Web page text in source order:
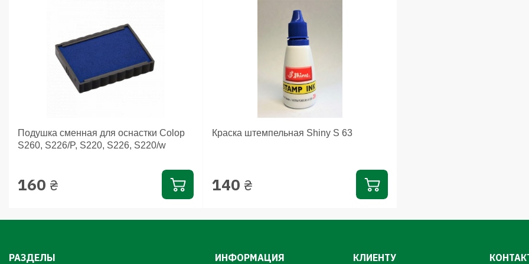
Подушка сменная для оснастки Colop
S260, S226/P, S220, S226, S220/w
160 ₴
Краска штемпельная Shiny S 63
140 ₴
РАЗДЕЛЫ ИНФОРМАЦИЯ КЛИЕНТУ